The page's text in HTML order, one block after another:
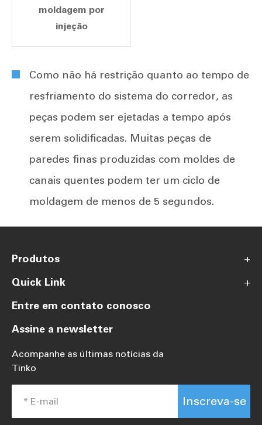
moldagem por
injeção
Como não há restrição quanto ao tempo de
resfriamento do sistema do corredor, as
peças podem ser ejetadas a tempo após
serem solidificadas. Muitas peças de
paredes finas produzidas com moldes de
canais quentes podem ter um ciclo de
moldagem de menos de 5 segundos.
Produtos
+
Quick Link
+
Entre em contato conosco
Assine a newsletter
Acompanhe as últimas notícias da
Tinko
Inscreva-se